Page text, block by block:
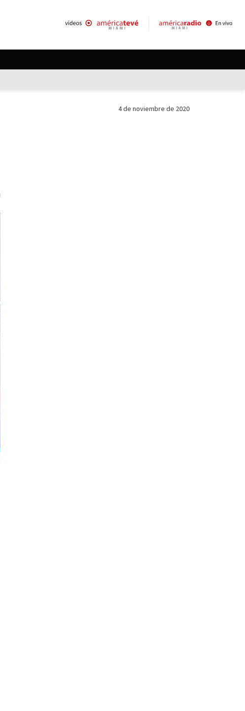
4 de noviembre de 2020